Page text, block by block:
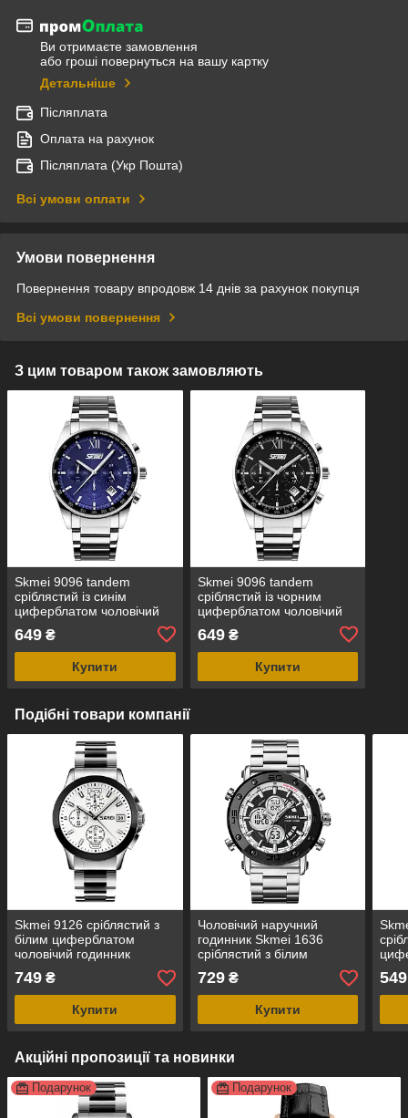
Ви отримаєте замовлення
або гроші повернуться на вашу картку
Детальніше
Післяплата
Оплата на рахунок
Післяплата (Укр Пошта)
Всі умови оплати
Умови повернення
Повернення товару впродовж 14 днів за рахунок покупця
Всі умови повернення
З цим товаром також замовляють
Skmei 9096 tandem
сріблястий із синім
циферблатом чоловічий
649 ₴
Купити
Skmei 9096 tandem
сріблястий із чорним
циферблатом чоловічий
649₴
Купити
Подібні товари компанії
Skmei 9126 сріблястий з
білим циферблатом
чоловічий годинник
749 ₴
Купити
Чоловічий наручний
годинник Skmei 1636
сріблястий з білим
циферблатом
729₴
Купити
549
Акційні пропозиції та новинки
Подарунок Подарунок